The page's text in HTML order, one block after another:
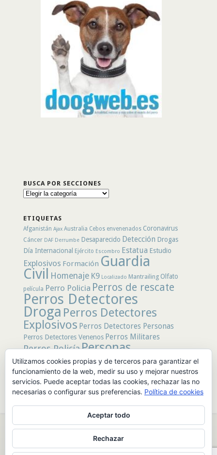
BUSCA POR SECCIONES
Busca
ETIQUETAS
Afganistán Ajax Australia Cebos envenenados Coronavirus
Cáncer DAF Derrumbe Desaparecido Detección Drogas
Día Internacional
Ejército Escombro Estatua Estudio
Explosivos Formación Guardia
Civil Homenaje K9 Localizado Mantrailing Olfato
película Perro Policia Perros de rescate
Perros Detectores
Droga Perros Detectores
Explosivos Perros Detectores Personas
Perros Detectores Venenos Perros Militares
Perros PolicíaPersonas
Desaparecidas Policía Policía Local
Policía Nacionalrastro rescate Restos
humanosTerremoto Tertulias Caninas Unidad
canina Veneno Video
© 2026 PerrosdeBusqueda |Política de Privacidad y Aviso Legal|
Utilizamos cookies propias y de terceros para garantizar el
funcionamiento de la web, medir su uso y mejorar nuestros
servicios. Puede aceptar todas las cookies, rechazar las no
necesarias o configurar sus preferencias. Política de cookies
Aceptar todo
Rechazar